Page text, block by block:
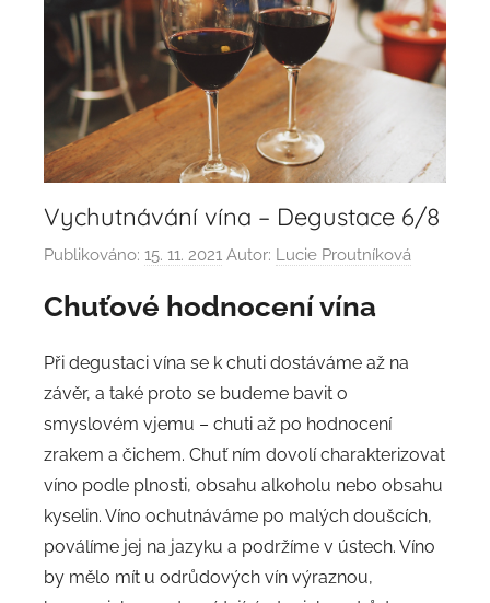
Vychutnávání vína – Degustace 6/8
Publikováno: 15. 11. 2021 Autor: Lucie Proutníková
Chuťové hodnocení vína
Při degustaci vína se k chuti dostáváme až na
závěr, a také proto se budeme bavit o
smyslovém vjemu – chuti až po hodnocení
zrakem a čichem. Chuť ním dovolí charakterizovat
víno podle plnosti, obsahu alkoholu nebo obsahu
kyselin. Víno ochutnáváme po malých doušcích,
poválíme jej na jazyku a podržíme v ústech. Víno
by mělo mít u odrůdových vín výraznou,